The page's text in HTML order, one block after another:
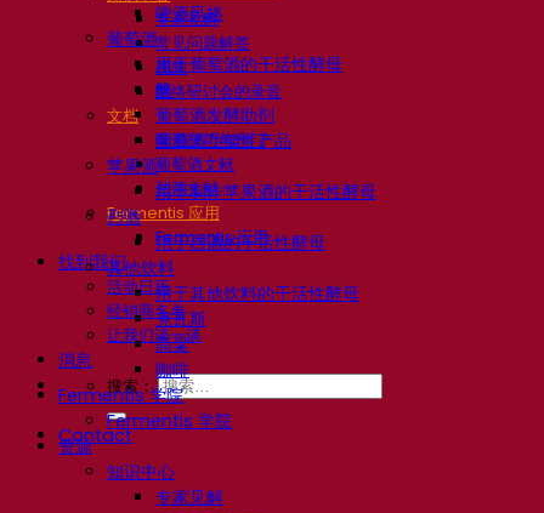
专家见解
常见问题解答
视频
网络研讨会的录音
文档
啤酒技巧与窍门
葡萄酒文献
烈酒文献
Fermentis 应用
Fermentis 应用
找到我们
活动日历
经销商名单
让我们谈一谈
消息
搜索：
Contact
啤酒风格
葡萄酒
用于葡萄酒的干活性酵母
酶
葡萄酒发酵助剂
葡萄酒功能性产品
苹果酒
用于制作苹果酒的干活性酵母
烈酒
用于烈酒的干活性酵母
其他饮料
用于其他饮料的干活性酵母
克瓦斯
高粱
咖啡
Fermentis 学院
Fermentis 学院
资源
知识中心
专家见解